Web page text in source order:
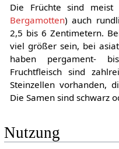
Die Früchte sind meist
Bergamotten) auch
2,5 bis 6 Zentimetern.
viel größer sein, bei
haben pergament-
Fruchtfleisch sind
Steinzellen vorhanden,
Die Samen sind schwarz
Nutzung